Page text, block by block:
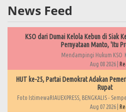
News Feed
KSO dari Dumai Kelola Kebun di Siak
Pernyataan Manto, 'Itu
Mendampingi Hukum KSO
Aug 08 2026 |
HUT ke-25, Partai Demokrat Adakan
Rupat
Foto IstimewaRIAUEXPRESS, BENGKALIS -
Aug 07 2026 |